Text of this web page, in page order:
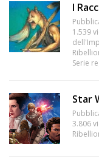
I
1.539
Serie
Star
3.806